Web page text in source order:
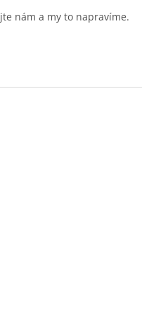
nám a my to napravíme.